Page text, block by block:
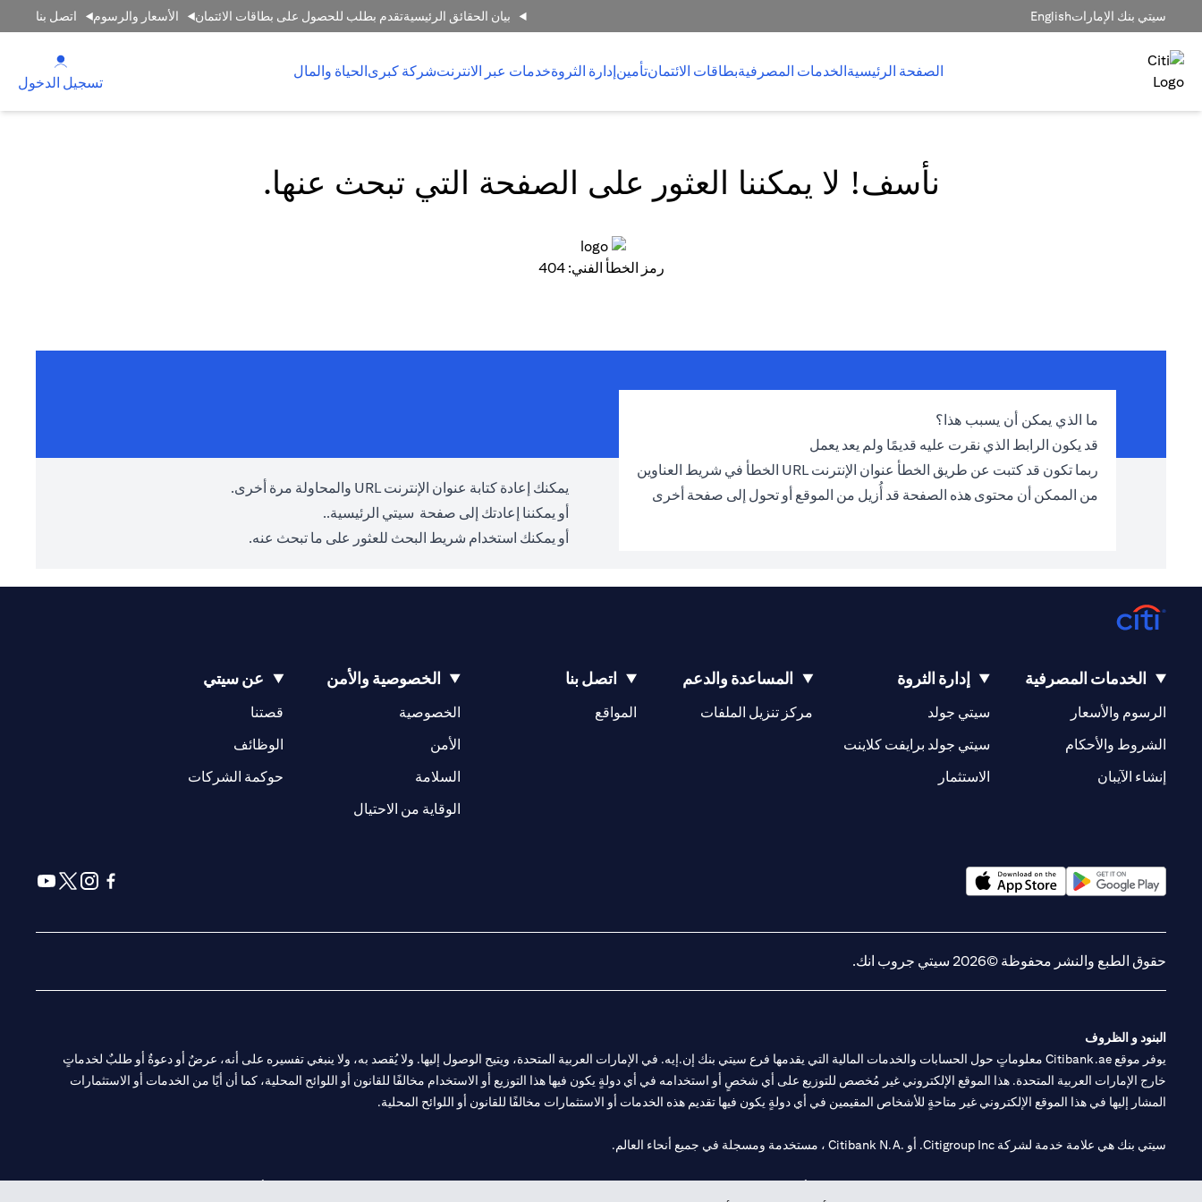
سيتي بنك الإماراتEnglish بيان الحقائق الرئيسيةتقدم بطلب للحصول على بطاقات الائتمان الأسعار والرسوم اتصل بنا
الصفحة الرئيسيةالخدمات المصرفيةبطاقات الائتمانتأمينإدارة الثروةخدمات عبر الانترنتشركة كبرىالحياة والمال
تسجيل الدخول
نأسف! لا يمكننا العثور على الصفحة التي تبحث عنها.
رمز الخطأ الفني: 404
ما الذي يمكن أن يسبب هذا؟
قد يكون الرابط الذي نقرت عليه قديمًا ولم يعد يعمل
ربما تكون قد كتبت عن طريق الخطأ عنوان الإنترنت URL الخطأ في شريط العناوين
من الممكن أن محتوى هذه الصفحة قد أُزيل من الموقع أو تحول إلى صفحة أخرى
يمكنك إعادة كتابة عنوان الإنترنت URL والمحاولة مرة أخرى.
أو يمكننا إعادتك إلى صفحة سيتي الرئيسية..
أو يمكنك استخدام شريط البحث للعثور على ما تبحث عنه.
الخدمات المصرفية
الرسوم والأسعار
الشروط والأحكام
إنشاء الآيبان
إدارة الثروة
سيتي جولد
سيتي جولد برايفت كلاينت
الاستثمار
المساعدة والدعم
مركز تنزيل الملفات
اتصل بنا
المواقع
(opens in a new tab)
الخصوصية والأمن
الخصوصية
الأمن
السلامة
الوقاية من الاحتيال
عن سيتي
قصتنا
(opens in a new tab)
الوظائف
(opens in a new tab)
حوكمة الشركات
(opens in a new tab)
حقوق الطبع والنشر محفوظة ©2026 سيتي جروب انك.
البنود و الظروف
يوفر موقع Citibank.ae معلوماتٍ حول الحسابات والخدمات المالية التي يقدمها فرع سيتي بنك إن.إيه. في الإمارات العربية المتحدة، ويتيح الوصول إليها. ولا يُقصد به، ولا ينبغي تفسيره على أنه، عرضٌ أو دعوةٌ أو طلبٌ لخدماتٍ
خارج الإمارات العربية المتحدة. هذا الموقع الإلكتروني غير مُخصص للتوزيع على أي شخصٍ أو استخدامه في أي دولةٍ يكون فيها هذا التوزيع أو الاستخدام مخالفًا للقانون أو اللوائح المحلية، كما أن أيًا من الخدمات أو الاستثمارات
المشار إليها في هذا الموقع الإلكتروني غير متاحةٍ للأشخاص المقيمين في أي دولةٍ يكون فيها تقديم هذه الخدمات أو الاستثمارات مخالفًا للقانون أو اللوائح المحلية.
سيتي بنك هي علامة خدمة لشركة Citigroup Inc. أو .Citibank N.A ، مستخدمة ومسجلة في جميع أنحاء العالم.